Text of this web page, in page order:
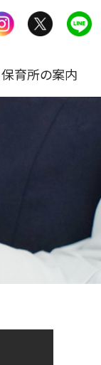
保育所の案内